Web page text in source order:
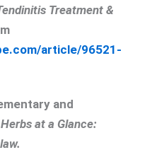
Treatment &
article/96521-
and
Herbs at a Glance: